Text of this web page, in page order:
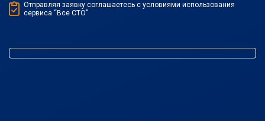
Отправляя заявку соглашаетесь с условиями использования
сервиса “Все СТО”